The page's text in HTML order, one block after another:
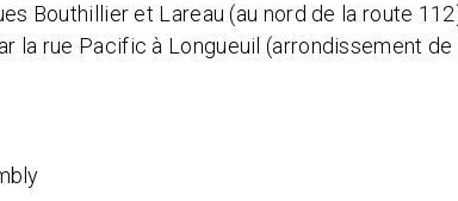
Bouthillier et Lareau (au nord de la route
la rue Pacific à Longueuil (arrondissement de